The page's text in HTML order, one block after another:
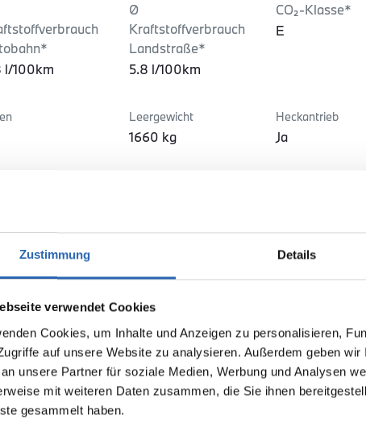
Zustimmung Details
verwendet Cookies
Cookies, um Inhalte und Anzeigen zu personalisieren,
auf unsere Website zu analysieren. Außerdem geben
unsere Partner für soziale Medien, Werbung und Analysen
mit weiteren Daten zusammen, die Sie ihnen
gesammelt haben.
l/100km
Ø
Kraftstoffverbrauch
Landstraße*
5.8 l/100km
CO₂-Klasse*
E
Leergewicht
1660 kg
Heckantrieb
Ja
Sitzheizung vorne